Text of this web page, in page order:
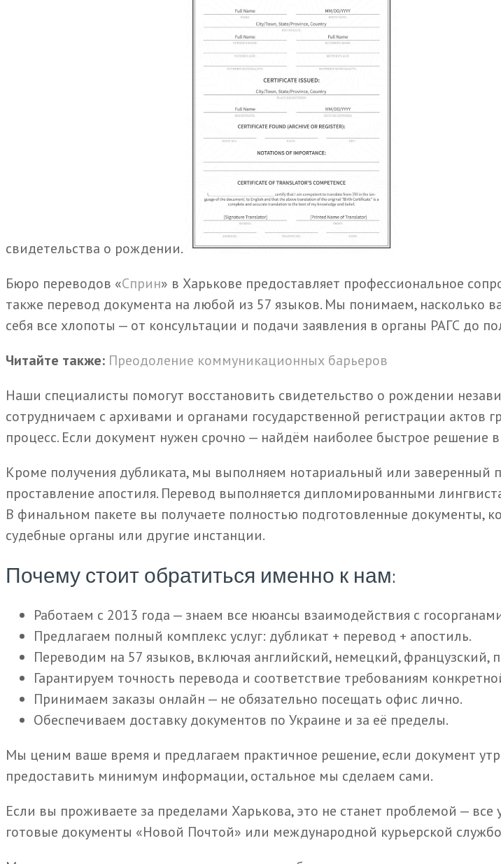
свидетельства о рождении.
Бюро переводов «Сприн» в Харькове предоставляет профессиональное
также перевод документа на любой из 57 языков. Мы понимаем, насколько
себя все хлопоты — от консультации и подачи заявления в органы РАГС до
Читайте также: Преодоление коммуникационных барьеров
Наши специалисты помогут восстановить свидетельство о рождении
сотрудничаем с архивами и органами государственной регистрации актов
процесс. Если документ нужен срочно — найдём наиболее быстрое решение
Кроме получения дубликата, мы выполняем нотариальный или заверенный
проставление апостиля. Перевод выполняется дипломированными
В финальном пакете вы получаете полностью подготовленные документы,
судебные органы или другие инстанции.
Почему стоит обратиться именно к нам:
Работаем с 2013 года — знаем все нюансы взаимодействия с
Предлагаем полный комплекс услуг: дубликат + перевод + апостиль.
Переводим на 57 языков, включая английский, немецкий, французский,
Гарантируем точность перевода и соответствие требованиям
Принимаем заказы онлайн — не обязательно посещать офис лично.
Обеспечиваем доставку документов по Украине и за её пределы.
Мы ценим ваше время и предлагаем практичное решение, если документ
предоставить минимум информации, остальное мы сделаем сами.
Если вы проживаете за пределами Харькова, это не станет проблемой —
готовые документы «Новой Почтой» или международной курьерской